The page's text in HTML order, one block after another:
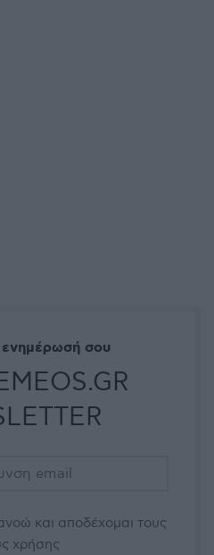
σου
και αποδέχομαι τους
χρήσης